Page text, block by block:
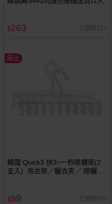
$263 已銷售212
廠出
韓國 Quick3 快3~一秒晾襪架(2
支入) 吊衣架／曬衣夾／ 晾曬夾
$99 已銷售591